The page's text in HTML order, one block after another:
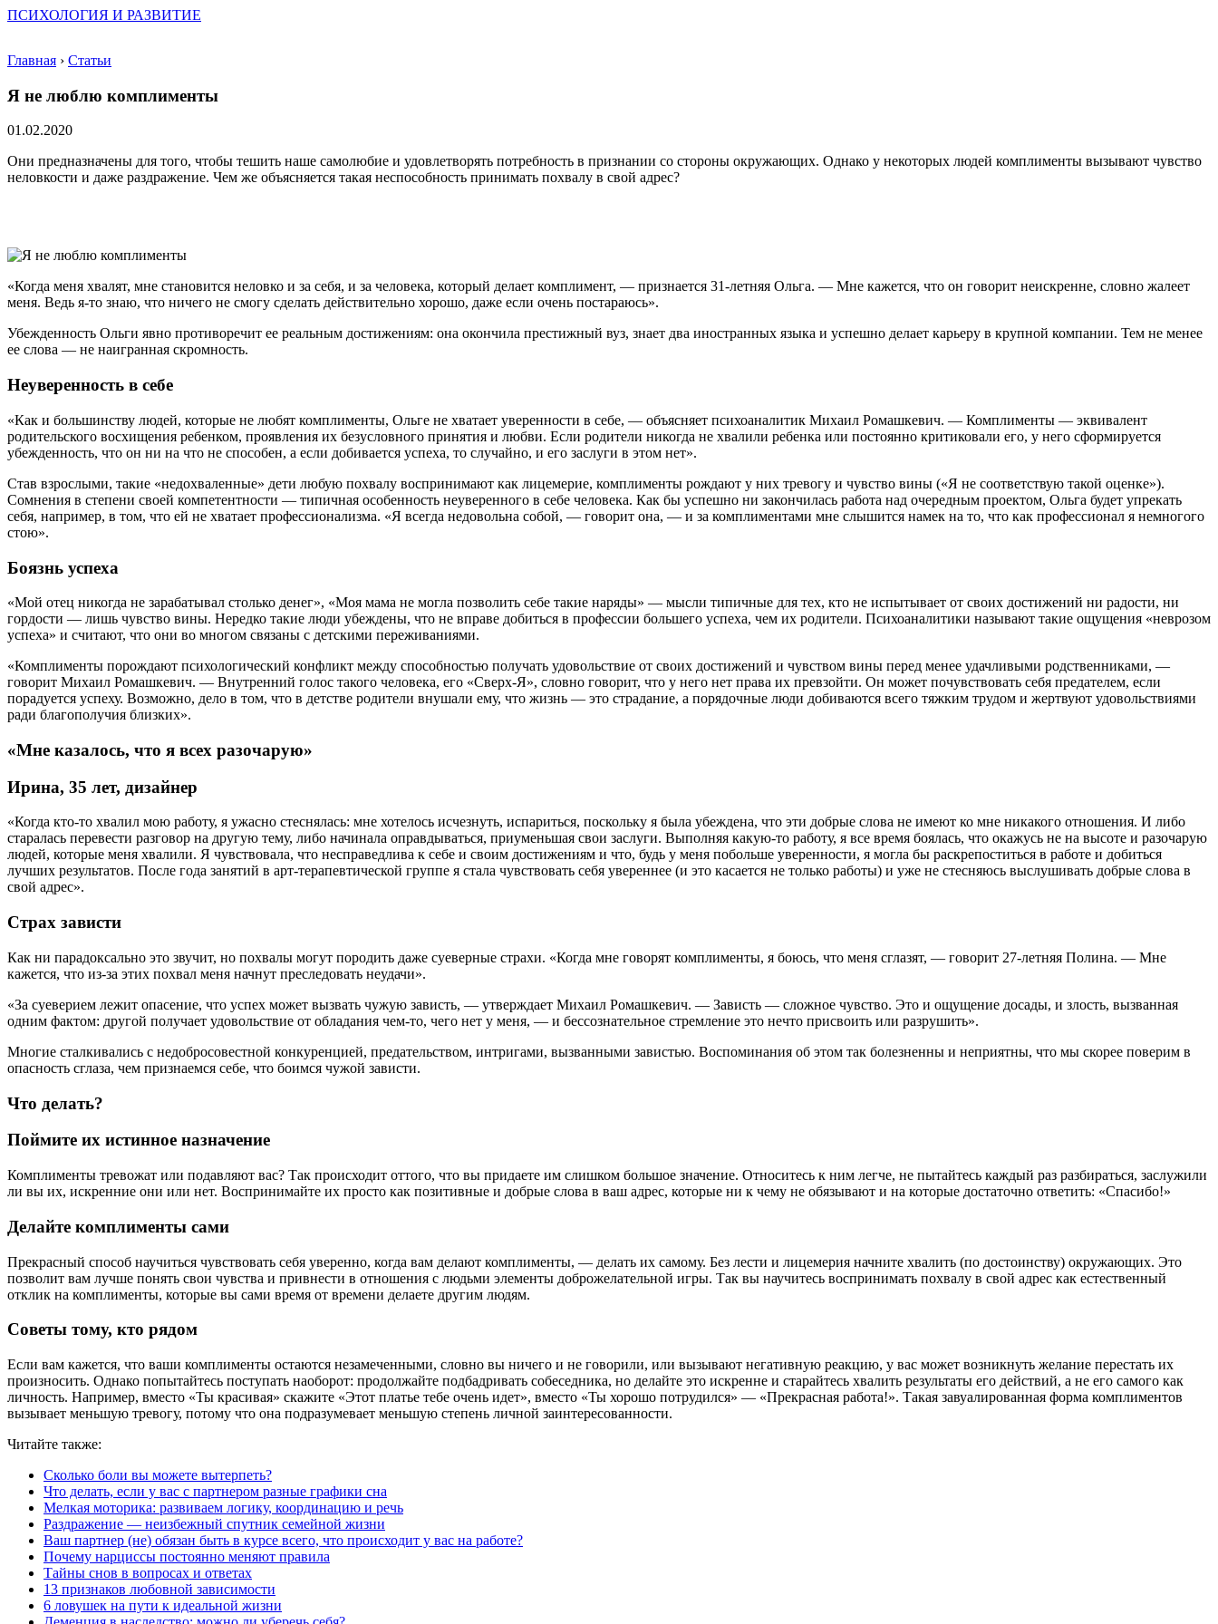
ПСИХОЛОГИЯ И РАЗВИТИЕ
Главная › Статьи
Я не люблю комплименты
01.02.2020
Они предназначены для того, чтобы тешить наше самолюбие и удовлетворять потребность в признании со стороны окружающих. Однако у некоторых людей комплименты вызывают чувство
неловкости и даже раздражение. Чем же объясняется такая неспособность принимать похвалу в свой адрес?
«Когда меня хвалят, мне становится неловко и за себя, и за человека, который делает комплимент, — признается 31-летняя Ольга. — Мне кажется, что он говорит неискренне, словно жалеет
меня. Ведь я-то знаю, что ничего не смогу сделать действительно хорошо, даже если очень постараюсь».
Убежденность Ольги явно противоречит ее реальным достижениям: она окончила престижный вуз, знает два иностранных языка и успешно делает карьеру в крупной компании. Тем не менее
ее слова — не наигранная скромность.
Неуверенность в себе
«Как и большинству людей, которые не любят комплименты, Ольге не хватает уверенности в себе, — объясняет психоаналитик Михаил Ромашкевич. — Комплименты — эквивалент
родительского восхищения ребенком, проявления их безусловного принятия и любви. Если родители никогда не хвалили ребенка или постоянно критиковали его, у него сформируется
убежденность, что он ни на что не способен, а если добивается успеха, то случайно, и его заслуги в этом нет».
Став взрослыми, такие «недохваленные» дети любую похвалу воспринимают как лицемерие, комплименты рождают у них тревогу и чувство вины («Я не соответствую такой оценке»).
Сомнения в степени своей компетентности — типичная особенность неуверенного в себе человека. Как бы успешно ни закончилась работа над очередным проектом, Ольга будет упрекать
себя, например, в том, что ей не хватает профессионализма. «Я всегда недовольна собой, — говорит она, — и за комплиментами мне слышится намек на то, что как профессионал я немногого
стою».
Боязнь успеха
«Мой отец никогда не зарабатывал столько денег», «Моя мама не могла позволить себе такие наряды» — мысли типичные для тех, кто не испытывает от своих достижений ни радости, ни
гордости — лишь чувство вины. Нередко такие люди убеждены, что не вправе добиться в профессии большего успеха, чем их родители. Психоаналитики называют такие ощущения «неврозом
успеха» и считают, что они во многом связаны с детскими переживаниями.
«Комплименты порождают психологический конфликт между способностью получать удовольствие от своих достижений и чувством вины перед менее удачливыми родственниками, —
говорит Михаил Ромашкевич. — Внутренний голос такого человека, его «Сверх-Я», словно говорит, что у него нет права их превзойти. Он может почувствовать себя предателем, если
порадуется успеху. Возможно, дело в том, что в детстве родители внушали ему, что жизнь — это страдание, а порядочные люди добиваются всего тяжким трудом и жертвуют удовольствиями
ради благополучия близких».
«Мне казалось, что я всех разочарую»
Ирина, 35 лет, дизайнер
«Когда кто-то хвалил мою работу, я ужасно стеснялась: мне хотелось исчезнуть, испариться, поскольку я была убеждена, что эти добрые слова не имеют ко мне никакого отношения. И либо
старалась перевести разговор на другую тему, либо начинала оправдываться, приуменьшая свои заслуги. Выполняя какую-то работу, я все время боялась, что окажусь не на высоте и разочарую
людей, которые меня хвалили. Я чувствовала, что несправедлива к себе и своим достижениям и что, будь у меня побольше уверенности, я могла бы раскрепоститься в работе и добиться
лучших результатов. После года занятий в арт-терапевтической группе я стала чувствовать себя увереннее (и это касается не только работы) и уже не стесняюсь выслушивать добрые слова в
свой адрес».
Страх зависти
Как ни парадоксально это звучит, но похвалы могут породить даже суеверные страхи. «Когда мне говорят комплименты, я боюсь, что меня сглазят, — говорит 27-летняя Полина. — Мне
кажется, что из-за этих похвал меня начнут преследовать неудачи».
«За суеверием лежит опасение, что успех может вызвать чужую зависть, — утверждает Михаил Ромашкевич. — Зависть — сложное чувство. Это и ощущение досады, и злость, вызванная
одним фактом: другой получает удовольствие от обладания чем-то, чего нет у меня, — и бессознательное стремление это нечто присвоить или разрушить».
Многие сталкивались с недобросовестной конкуренцией, предательством, интригами, вызванными завистью. Воспоминания об этом так болезненны и неприятны, что мы скорее поверим в
опасность сглаза, чем признаемся себе, что боимся чужой зависти.
Что делать?
Поймите их истинное назначение
Комплименты тревожат или подавляют вас? Так происходит оттого, что вы придаете им слишком большое значение. Относитесь к ним легче, не пытайтесь каждый раз разбираться, заслужили
ли вы их, искренние они или нет. Воспринимайте их просто как позитивные и добрые слова в ваш адрес, которые ни к чему не обязывают и на которые достаточно ответить: «Спасибо!»
Делайте комплименты сами
Прекрасный способ научиться чувствовать себя уверенно, когда вам делают комплименты, — делать их самому. Без лести и лицемерия начните хвалить (по достоинству) окружающих. Это
позволит вам лучше понять свои чувства и привнести в отношения с людьми элементы доброжелательной игры. Так вы научитесь воспринимать похвалу в свой адрес как естественный
отклик на комплименты, которые вы сами время от времени делаете другим людям.
Советы тому, кто рядом
Если вам кажется, что ваши комплименты остаются незамеченными, словно вы ничего и не говорили, или вызывают негативную реакцию, у вас может возникнуть желание перестать их
произносить. Однако попытайтесь поступать наоборот: продолжайте подбадривать собеседника, но делайте это искренне и старайтесь хвалить результаты его действий, а не его самого как
личность. Например, вместо «Ты красивая» скажите «Этот платье тебе очень идет», вместо «Ты хорошо потрудился» — «Прекрасная работа!». Такая завуалированная форма комплиментов
вызывает меньшую тревогу, потому что она подразумевает меньшую степень личной заинтересованности.
Читайте также:
Сколько боли вы можете вытерпеть?
Что делать, если у вас с партнером разные графики сна
Мелкая моторика: развиваем логику, координацию и речь
Раздражение — неизбежный спутник семейной жизни
Ваш партнер (не) обязан быть в курсе всего, что происходит у вас на работе?
Почему нарциссы постоянно меняют правила
Тайны снов в вопросах и ответах
13 признаков любовной зависимости
6 ловушек на пути к идеальной жизни